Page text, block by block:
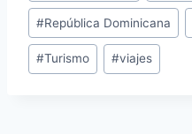
#República Dominicana
#Turismo #viajes